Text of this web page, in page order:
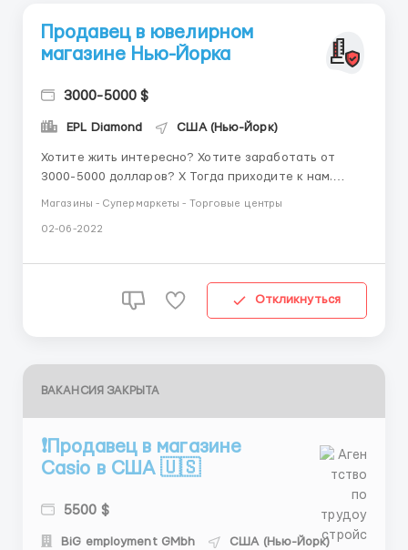
Продавец в ювелирном
магазине Нью-Йорка
3000-5000 $
EPL Diamond США (Нью-Йорк)
Хотите жить интересно? Хотите заработать от
3000-5000 долларов? Х Тогда приходите к нам.
салона, а в будущем и директором целой сети!
Магазины - Супермаркеты - Торговые центры
02-06-2022
Откликнуться
ВАКАНСИЯ ЗАКРЫТА
❗️Продавец в магазине
Casio в США 🇺🇸
5500 $
BіG employment GMbh США (Нью-Йорк)